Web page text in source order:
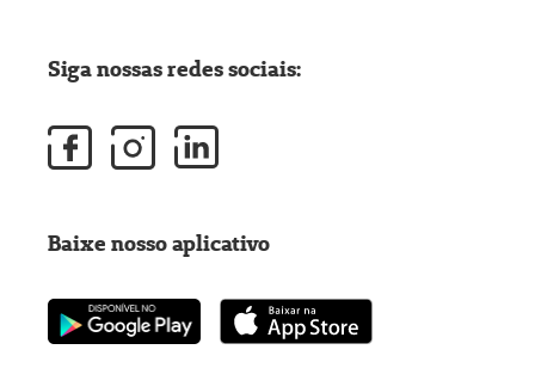
Siga nossas redes sociais:
Baixe nosso aplicativo